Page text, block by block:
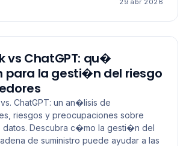
29 abr 2026
LECTURA LARGA
vs ChatGPT: qu�
para la gesti�n del riesgo
ChatGPT: un an�lisis de
riesgos y preocupaciones sobre
datos. Descubra c�mo la gesti�n del
de suministro puede ayudar a las